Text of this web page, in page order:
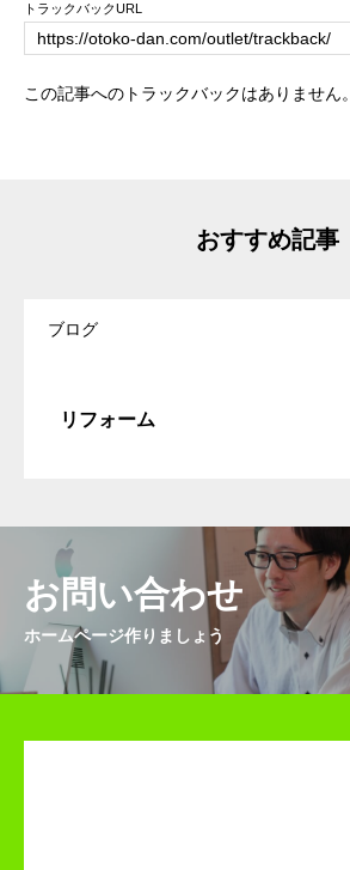
トラックバックURL
この記事へのトラックバックはありません。
おすすめ記事
ブログ
リフォーム
お問い合わせ
ホームページ作りましょう